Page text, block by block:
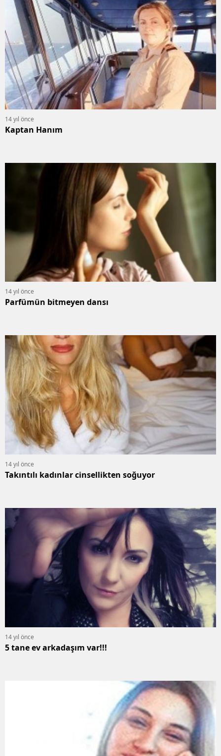
14 yıl önce
Kaptan Hanım
14 yıl önce
Parfümün bitmeyen dansı
14 yıl önce
Takıntılı kadınlar cinsellikten soğuyor
14 yıl önce
5 tane ev arkadaşım var!!!